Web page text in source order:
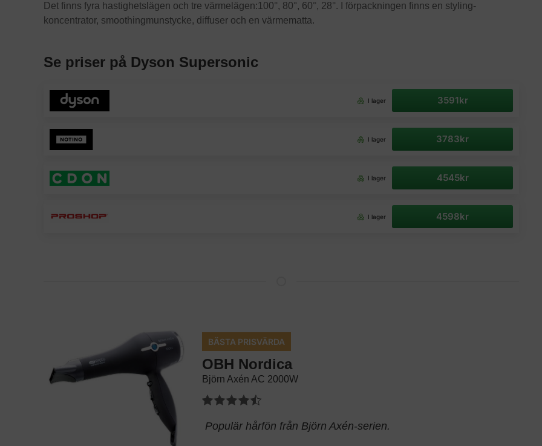
Det finns fyra hastighetslägen och tre värmelägen:100°, 80°, 60°, 28°. I förpackningen finns en styling-
koncentrator, smoothingmunstycke, diffuser och en värmematta.
Se priser på Dyson Supersonic
I lager 3591kr
I lager 3783kr
I lager 4545kr
I lager 4598kr
BÄSTA PRISVÄRDA
OBH Nordica
Björn Axén AC 2000W
Populär hårfön från Björn Axén-serien.